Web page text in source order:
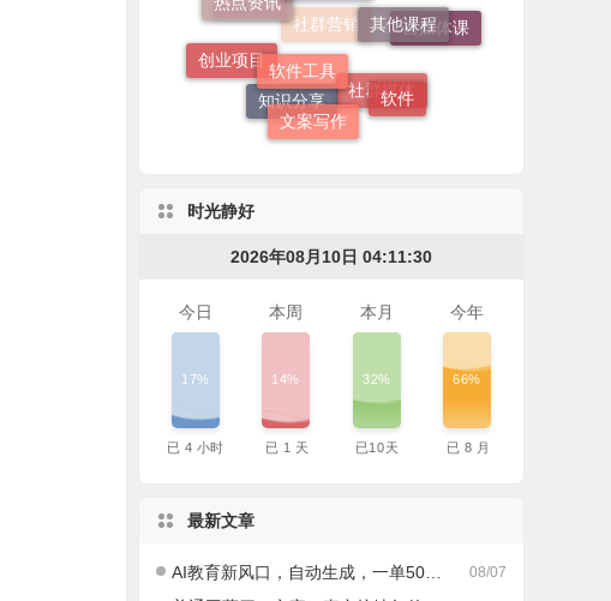
其他
社群营销
AI变现 自媒体课
社群媒体
知识分享
创业项目
软件
文案写作
软件工具
时光静好
2026年08月10日 04:11:31
今日
17%
已 4 小时
本周
14%
已 1 天
本月
32%
已10天
今年
66%
已 8 月
最新文章
08/07
AI教育新风口，自动生成，一单500+，月入2W+!